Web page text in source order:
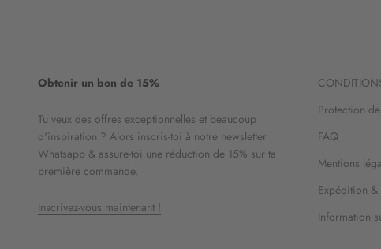
Obtenir un bon de 15%
Tu veux des offres exceptionnelles et beaucoup
d'inspiration ? Alors inscris-toi à notre newsletter
Whatsapp & assure-toi une réduction de 15% sur ta
première commande.
Inscrivez-vous maintenant !
Protection
FAQ
Mentions
Expédition &
Information